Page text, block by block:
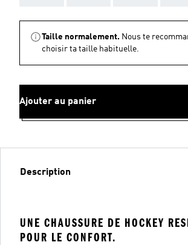
Taille normalement. Nous te
choisir ta taille habituelle.
Ajouter au panier
Description
UNE CHAUSSURE DE HOCKEY
POUR LE CONFORT.